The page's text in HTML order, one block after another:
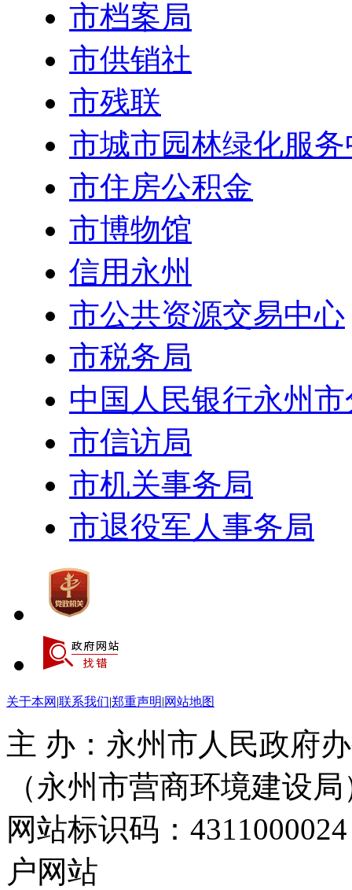
市档案局
市供销社
市残联
市城市园林绿化服
市住房公积金
市博物馆
信用永州
市公共资源交易中心
市税务局
中国人民银行永州
市信访局
市机关事务局
市退役军人事务局
关于本网 |联系我们|郑重声明|网站地图
主 办：永州市人民政府
（永州市营商环境建设局
网站标识码：
户网站